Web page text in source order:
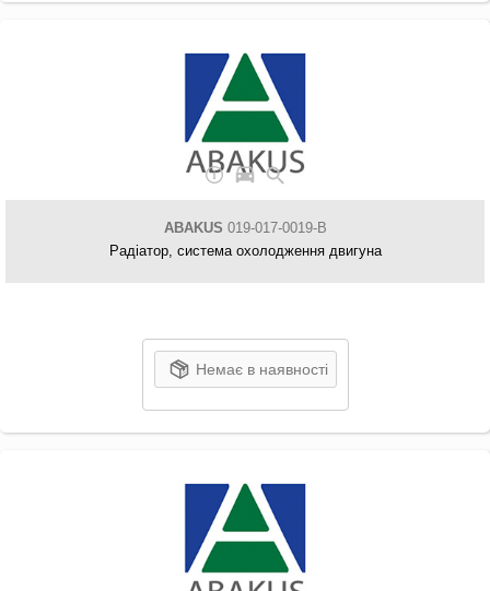
ABAKUS 019-017-0019-B
Радіатор, система охолодження двигуна
Немає в наявності